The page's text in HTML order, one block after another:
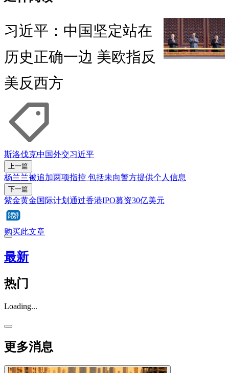
习近平：中国坚定站在
历史正确一边 美欧指反
美反西方
斯洛伐克中国外交习近平
上一篇
杨兰兰被追加两项指控 包括未向警方提供个人信息
下一篇
紫金黄金国际计划通过香港IPO募资30亿美元
购买此文章
最新
热门
Loading...
更多消息